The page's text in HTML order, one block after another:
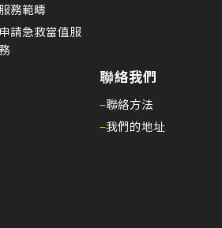
務範疇
請急救當值服
聯絡我們
–聯絡方法
–我們的地址